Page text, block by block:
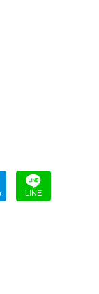
LINE